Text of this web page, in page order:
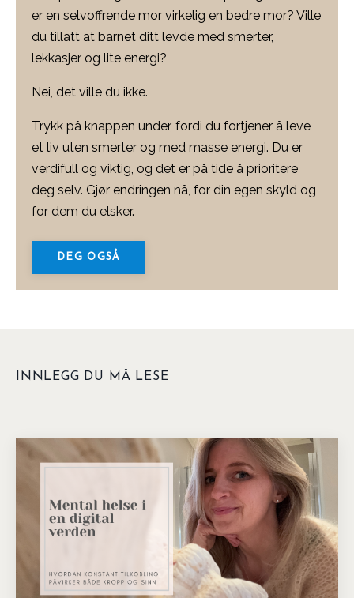
er en selvoffrende mor virkelig en bedre mor? Ville
du tillatt at barnet ditt levde med smerter,
lekkasjer og lite energi?
Nei, det ville du ikke.
Trykk på knappen under, fordi du fortjener å leve
et liv uten smerter og med masse energi. Du er
verdifull og viktig, og det er på tide å prioritere
deg selv. Gjør endringen nå, for din egen skyld og
for dem du elsker.
DEG OGSÅ
INNLEGG DU MÅ LESE